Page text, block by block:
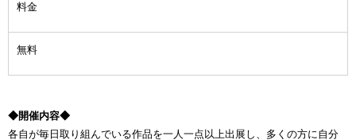
料金
無料
◆開催内容◆
各自が毎日取り組んでいる作品を一人一点以上出展し、多くの方に自分